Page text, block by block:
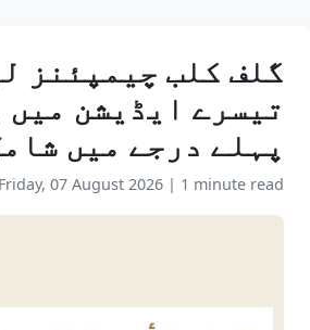
گلف کلب چیمپئنز
تیسرے ایڈیشن میں
پہلے درجے میں
Friday, 07 August 2026 | 1 minute read